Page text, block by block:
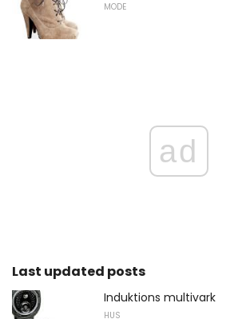
MODE
ad
Last updated posts
Induktions multivark
HUS